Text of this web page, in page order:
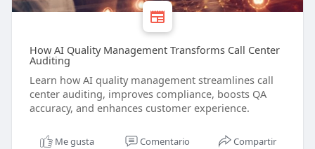
How AI Quality Management Transforms Call Center
Auditing
Learn how AI quality management streamlines call
center auditing, improves compliance, boosts QA
accuracy, and enhances customer experience.
Me gusta Comentario Compartir